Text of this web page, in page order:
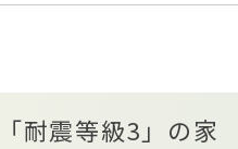
耐震等級3」の家